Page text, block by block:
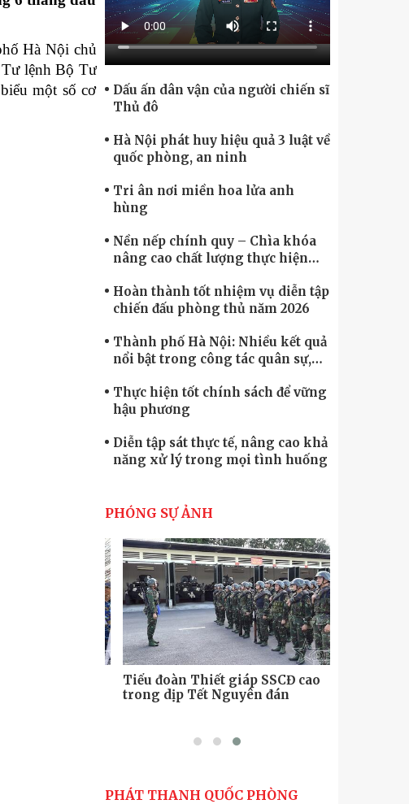
Chính phủ điện tử, Chuyển đổi số
Hà Nội chủ
lệnh Bộ Tư
một số cơ
Dấu ấn dân vận của người chiến sĩ
Thủ đô
Hà Nội phát huy hiệu quả 3 luật về
quốc phòng, an ninh
Tri ân nơi miền hoa lửa anh
hùng
Nền nếp chính quy – Chìa khóa
nâng cao chất lượng thực hiện
Hoàn thành tốt nhiệm vụ diễn tập
chiến đấu phòng thủ năm 2026
Thành phố Hà Nội: Nhiều kết quả
nổi bật trong công tác quân sự,
Thực hiện tốt chính sách để vững
hậu phương
Diễn tập sát thực tế, nâng cao khả
năng xử lý trong mọi tình huống
vệ “vững mạnh, rộng khắp” ngay
Trung đoàn Pháo binh 452: Huấn
luyện giỏi nâng cao sức mạnh
chiến đấu
Tiểu đoàn Thiết giáp hoàn thành
tốt diễn tập chiến thuật có bắn đạn
thật
Nơi sinh viên rèn ý trí, luyện kỹ
năng
PHÓNG SỰ ẢNH
tiêu
Tiểu đoàn Thiết giáp SSCĐ cao
trong dịp Tết Nguyên đán
PHÁT THANH QUỐC PHÒNG